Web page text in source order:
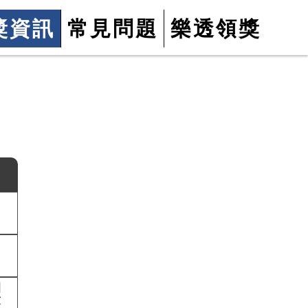
資訊 常見問題 樂透領獎